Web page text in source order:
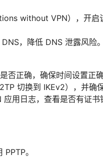
without VPN），开启
，降低 DNS 泄露风险。
正确，确保时间设置正
切换到 IKEv2），并确
用日志，查看是否有证
。